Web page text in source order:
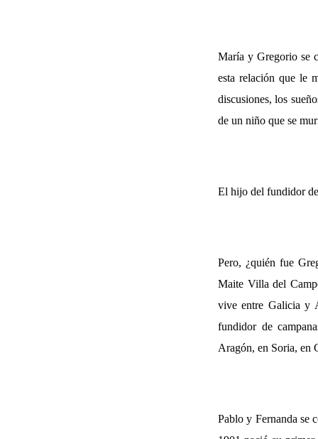
María y Gregorio se
esta relación que le
discusiones, los
de un niño que se
El hijo del fundidor
Pero, ¿quién fue
Maite Villa del
vive entre Galicia y
fundidor de
Aragón, en Soria, en
Pablo y Fernanda se